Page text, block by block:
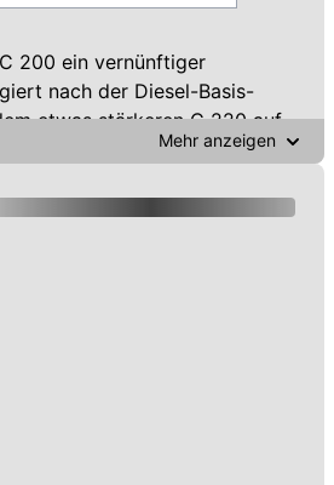
200 ein vernünftiger
nach der Diesel-Basis-
etwas stärkeren C 220 auf
in Österreich.
die "Exclusive Line" wählen. Die
Mehr anzeigen